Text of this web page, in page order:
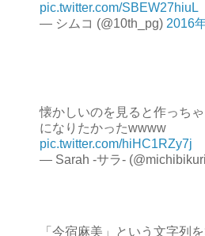
pic.twitter.com/SBEW27hiuL
— シムコ (@10th_pg) 2016
懐かしいのを見ると作っち
になりたかったwwww
pic.twitter.com/hiHC1RZy7j
— Sarah -サラ-
「今宿麻美」という文字列